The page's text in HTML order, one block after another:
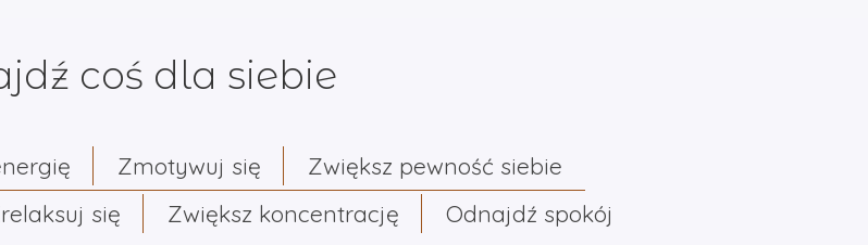
coś dla siebie
Zmotywuj się
Zwiększ pewność siebie
się Zwiększ koncentrację Odnajdź spokój